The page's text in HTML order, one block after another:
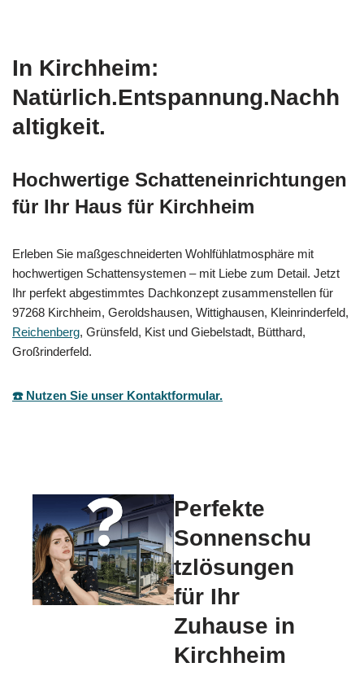
In Kirchheim:
Natürlich.Entspannung.Nachh
altigkeit.
Hochwertige Schatteneinrichtungen
für Ihr Haus für Kirchheim
Erleben Sie maßgeschneiderten Wohlfühlatmosphäre mit
hochwertigen Schattensystemen – mit Liebe zum Detail. Jetzt
Ihr perfekt abgestimmtes Dachkonzept zusammenstellen für
97268 Kirchheim, Geroldshausen, Wittighausen, Kleinrinderfeld,
Reichenberg, Grünsfeld, Kist und Giebelstadt, Bütthard,
Großrinderfeld.
☎️ Nutzen Sie unser Kontaktformular.
Perfekte
Sonnenschu
tzlösungen
für Ihr
Zuhause in
Kirchheim